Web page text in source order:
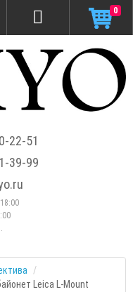
22-51
39-99
0
Leica L-Mount